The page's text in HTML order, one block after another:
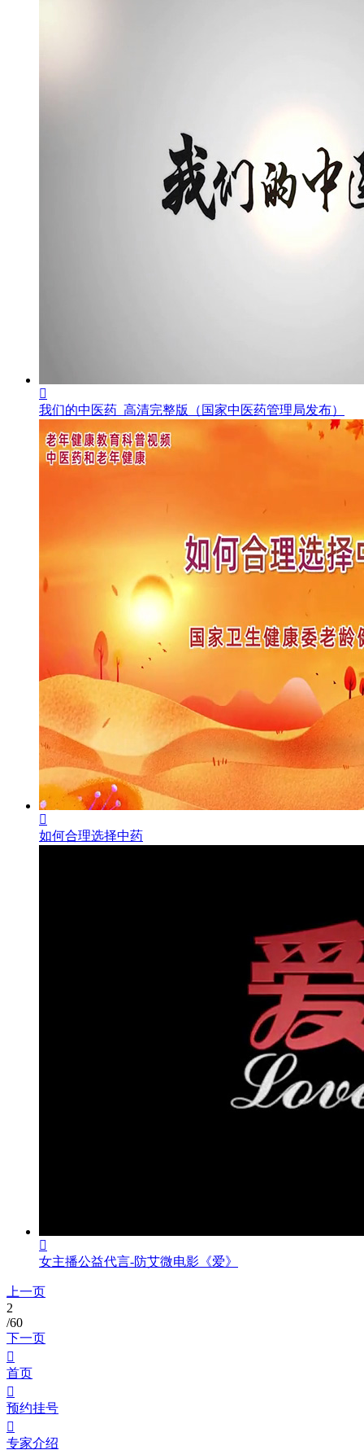

我们的中医药_高清完整版（国家中医药管理局发布）

如何合理选择中药

女主播公益代言-防艾微电影《爱》
上一页
2
/60
下一页

首页

预约挂号

专家介绍